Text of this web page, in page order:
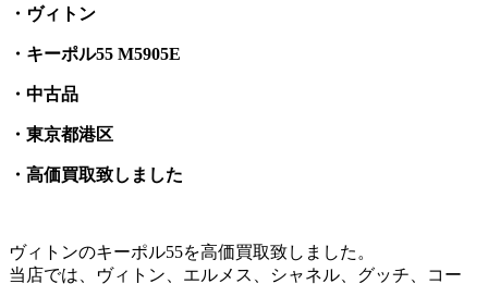
・ヴィトン
・キーポル55 M5905E
・中古品
・東京都港区
・高価買取致しました
ヴィトンのキーポル55を高価買取致しました。
当店では、ヴィトン、エルメス、シャネル、グッチ、コー